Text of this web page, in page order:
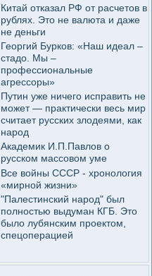
Китай отказал РФ от расчетов в
рублях. Это не валюта и даже
не деньги
Георгий Бурков: «Наш идеал –
стадо. Мы –
профессиональные
агрессоры»
Путин уже ничего исправить не
может — практически весь мир
считает русских злодеями, как
народ
Академик И.П.Павлов о
русском массовом уме
Все войны СССР - хронология
«мирной жизни»
"Палестинский народ" был
полностью выдуман КГБ. Это
было лубянским проектом,
спецоперацией